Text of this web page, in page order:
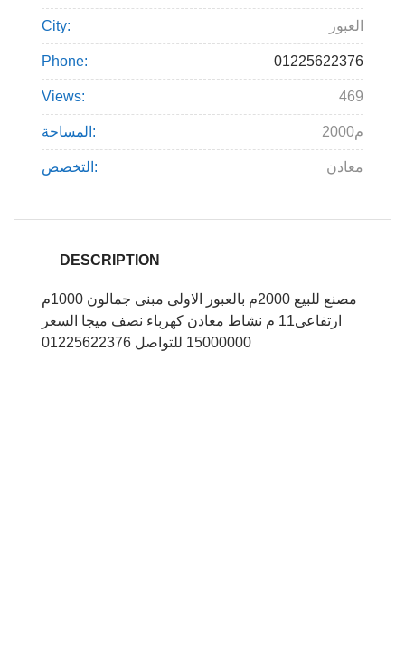
City: العبور
Phone: 01225622376
Views: 469
المساحة: 2000م
التخصص: معادن
DESCRIPTION
مصنع للبيع 2000م بالعبور الاولى مبنى جمالون 1000م
ارتفاعى11 م نشاط معادن كهرباء نصف ميجا السعر
15000000 للتواصل 01225622376